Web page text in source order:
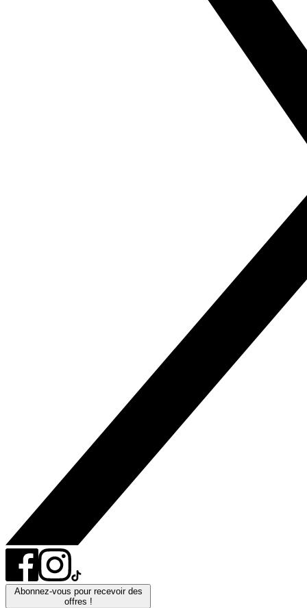
Abonnez-vous pour recevoir des
offres !